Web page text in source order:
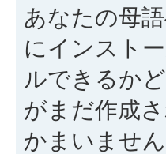
あなたの母
にインスト
ルできるか
がまだ作成
かまいませ